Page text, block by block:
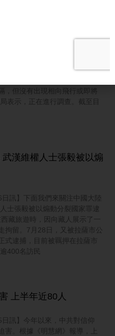
日訊】美國總統川普，週二下
航班起降。一分鐘後，美國航
，但沒有出現相向飛行或即將
表示，正在進行調查。截至目
武漢維權人士張毅被以煽
訊】下面我們來關注中國大陸
士張毅被以煽動分裂國家罪逮
藏旅遊時，因向藏人展示了一
拘留。7月28日，又被拉薩市公
式逮捕，目前被羈押在拉薩市
400名訪民
上半年近80人
訊】今年以來，中共對信仰
害。根據《明慧網》報導，上